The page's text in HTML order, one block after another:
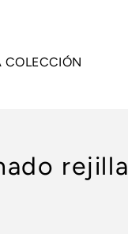
COLECCIÓN
rejilla